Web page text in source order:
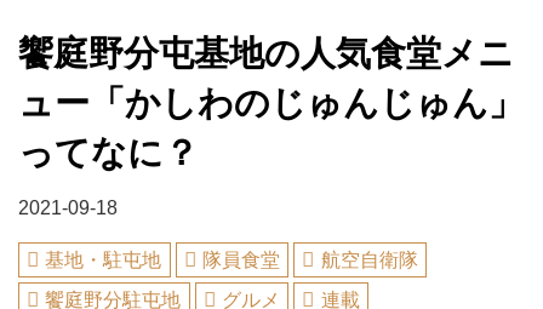
饗庭野分屯基地の人気食堂メニ
ュー「かしわのじゅんじゅん」
ってなに？
2021-09-18
基地・駐屯地 隊員食堂
航空自衛隊
饗庭野分駐屯地
グルメ 連載